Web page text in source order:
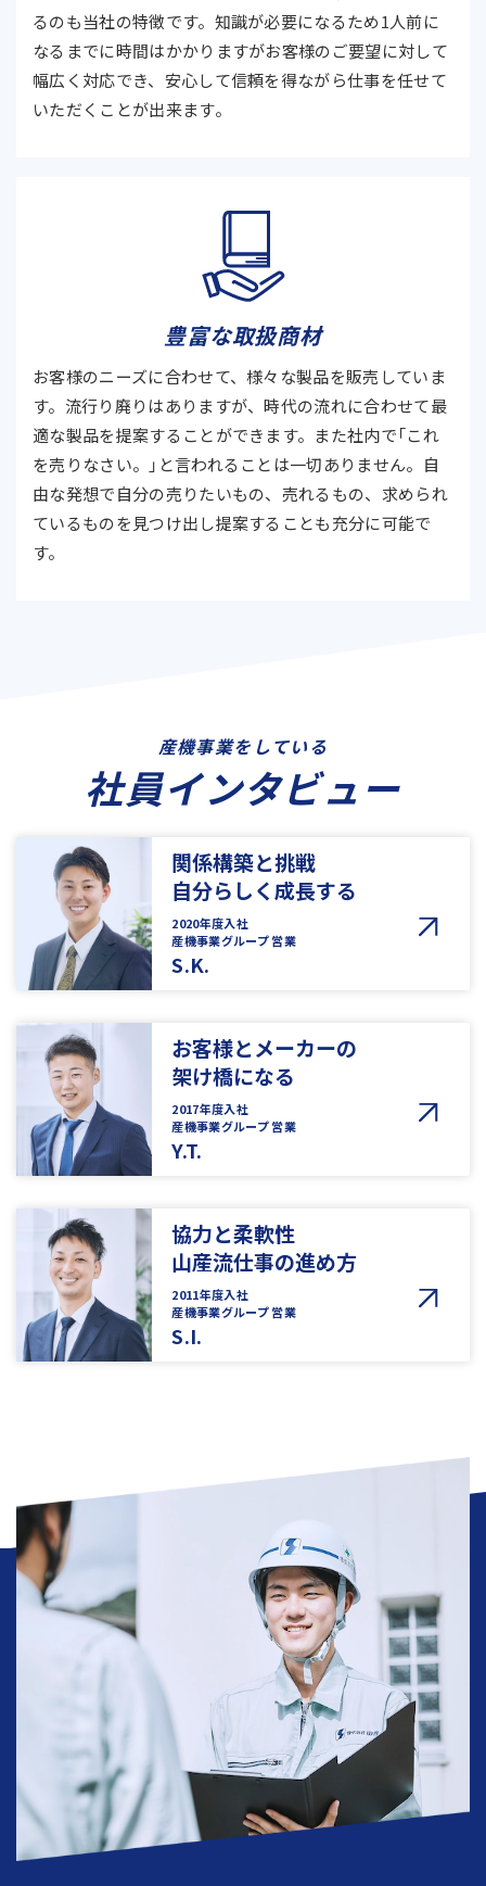
るのも当社の特徴です。知識が必要になるため1人前に
なるまでに時間はかかりますがお客様のご要望に対して
幅広く対応でき、安心して信頼を得ながら仕事を任せて
いただくことが出来ます。
豊富な取扱商材
お客様のニーズに合わせて、様々な製品を販売していま
す。流行り廃りはありますが、時代の流れに合わせて最
適な製品を提案することができます。また社内で「これ
を売りなさい。」と言われることは一切ありません。自
由な発想で自分の売りたいもの、売れるもの、求められ
ているものを見つけ出し提案することも充分に可能で
す。
産機事業をしている
社員インタビュー
関係構築と挑戦
自分らしく成長する
2020年度入社
産機事業グループ 営業
S.K.
お客様とメーカーの
架け橋になる
2017年度入社
産機事業グループ 営業
Y.T.
協力と柔軟性
山産流仕事の進め方
2011年度入社
産機事業グループ 営業
S.I.